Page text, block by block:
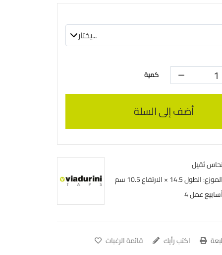
كمية
أضف إلى السلة
ثقيل
الطول 14.5 × الارتفاع 10.5 سم
أسابيع عمل
قائمة الرغبات اكتب رأيك